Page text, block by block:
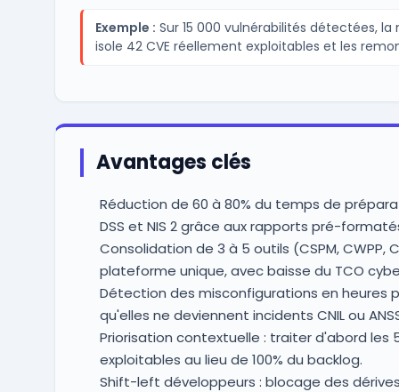
Exemple : Sur 15 000 vulnérabilités détectées,
isole 42 CVE réellement exploitables et les
Avantages clés
Réduction de 60 à 80% du temps de
DSS et NIS 2 grâce aux rapports pré-
Consolidation de 3 à 5 outils (CSPM, CWPP,
plateforme unique, avec baisse du TCO
Détection des misconfigurations en heures
qu'elles ne deviennent incidents CNIL ou
Priorisation contextuelle : traiter d'abord les
exploitables au lieu de 100% du backlog.
Shift-left développeurs : blocage des